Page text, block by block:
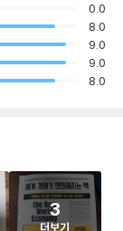
0.0
8.0
9.0
9.0
8.0
3
더보기